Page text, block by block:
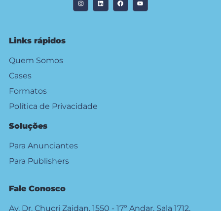
Links rápidos
Quem Somos
Cases
Formatos
Política de Privacidade
Soluções
Para Anunciantes
Para Publishers
Fale Conosco
Av. Dr. Chucri Zaidan, 1550 - 17º Andar, Sala 1712,